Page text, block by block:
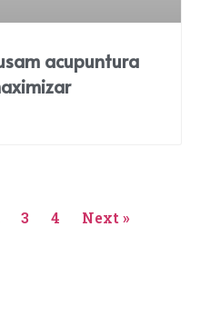
acupuntura
3 4 Next »